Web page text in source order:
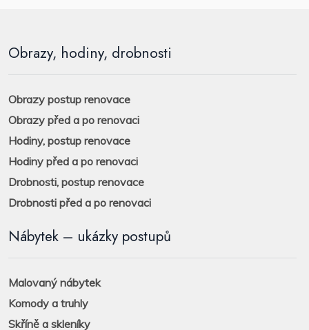
Obrazy, hodiny, drobnosti
Obrazy postup renovace
Obrazy před a po renovaci
Hodiny, postup renovace
Hodiny před a po renovaci
Drobnosti, postup renovace
Drobnosti před a po renovaci
Nábytek – ukázky postupů
Malovaný nábytek
Komody a truhly
Skříně a skleníky